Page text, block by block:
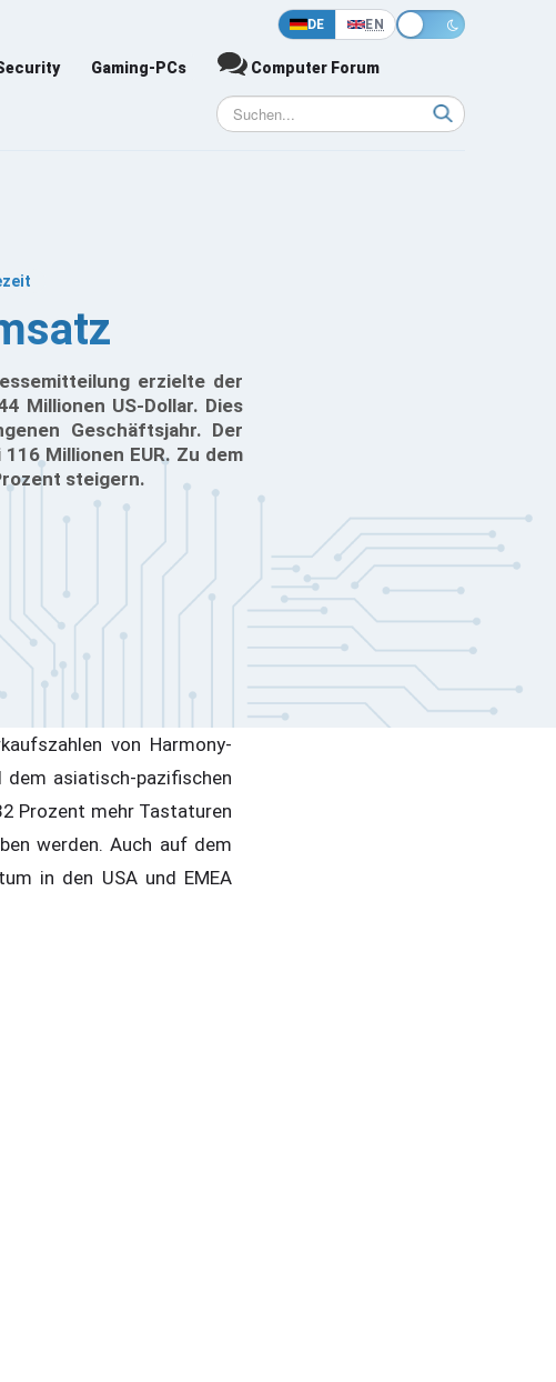
DE EN
Gaming-PCs Computer Forum
erzielte der
Millionen US-Dollar. Dies
Geschäftsjahr. Der
Millionen EUR. Zu dem
steigern.
von Harmony-
dem asiatisch-pazifischen
Prozent mehr Tastaturen
werden. Auch auf dem
in den USA und EMEA